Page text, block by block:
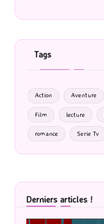
Tags
Action Aventure
Film lecture
romance Serie Tv
Derniers articles !